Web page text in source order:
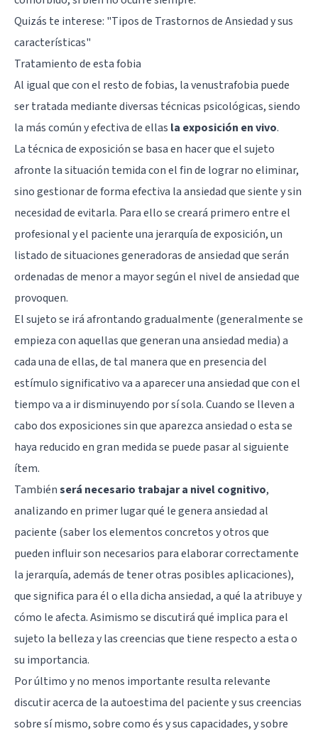
Quizás te interese: "Tipos de Trastornos de Ansiedad y sus
características"
Tratamiento de esta fobia
Al igual que con el resto de fobias, la venustrafobia puede
ser tratada mediante diversas técnicas psicológicas, siendo
la más común y efectiva de ellas la exposición en vivo.
La técnica de exposición se basa en hacer que el sujeto
afronte la situación temida con el fin de lograr no eliminar,
sino gestionar de forma efectiva la ansiedad que siente y sin
necesidad de evitarla. Para ello se creará primero entre el
profesional y el paciente una jerarquía de exposición, un
listado de situaciones generadoras de ansiedad que serán
ordenadas de menor a mayor según el nivel de ansiedad que
provoquen.
El sujeto se irá afrontando gradualmente (generalmente se
empieza con aquellas que generan una ansiedad media) a
cada una de ellas, de tal manera que en presencia del
estímulo significativo va a aparecer una ansiedad que con el
tiempo va a ir disminuyendo por sí sola. Cuando se lleven a
cabo dos exposiciones sin que aparezca ansiedad o esta se
haya reducido en gran medida se puede pasar al siguiente
ítem.
Tambiénserá necesario trabajar a nivel cognitivo,
analizando en primer lugar qué le genera ansiedad al
paciente (saber los elementos concretos y otros que
pueden influir son necesarios para elaborar correctamente
la jerarquía, además de tener otras posibles aplicaciones),
que significa para él o ella dicha ansiedad, a qué la atribuye y
cómo le afecta. Asimismo se discutirá qué implica para el
sujeto la belleza y las creencias que tiene respecto a esta o
su importancia.
Por último y no menos importante resulta relevante
discutir acerca de la autoestima del paciente y sus creencias
sobre sí mismo, sobre como és y sus capacidades, y sobre